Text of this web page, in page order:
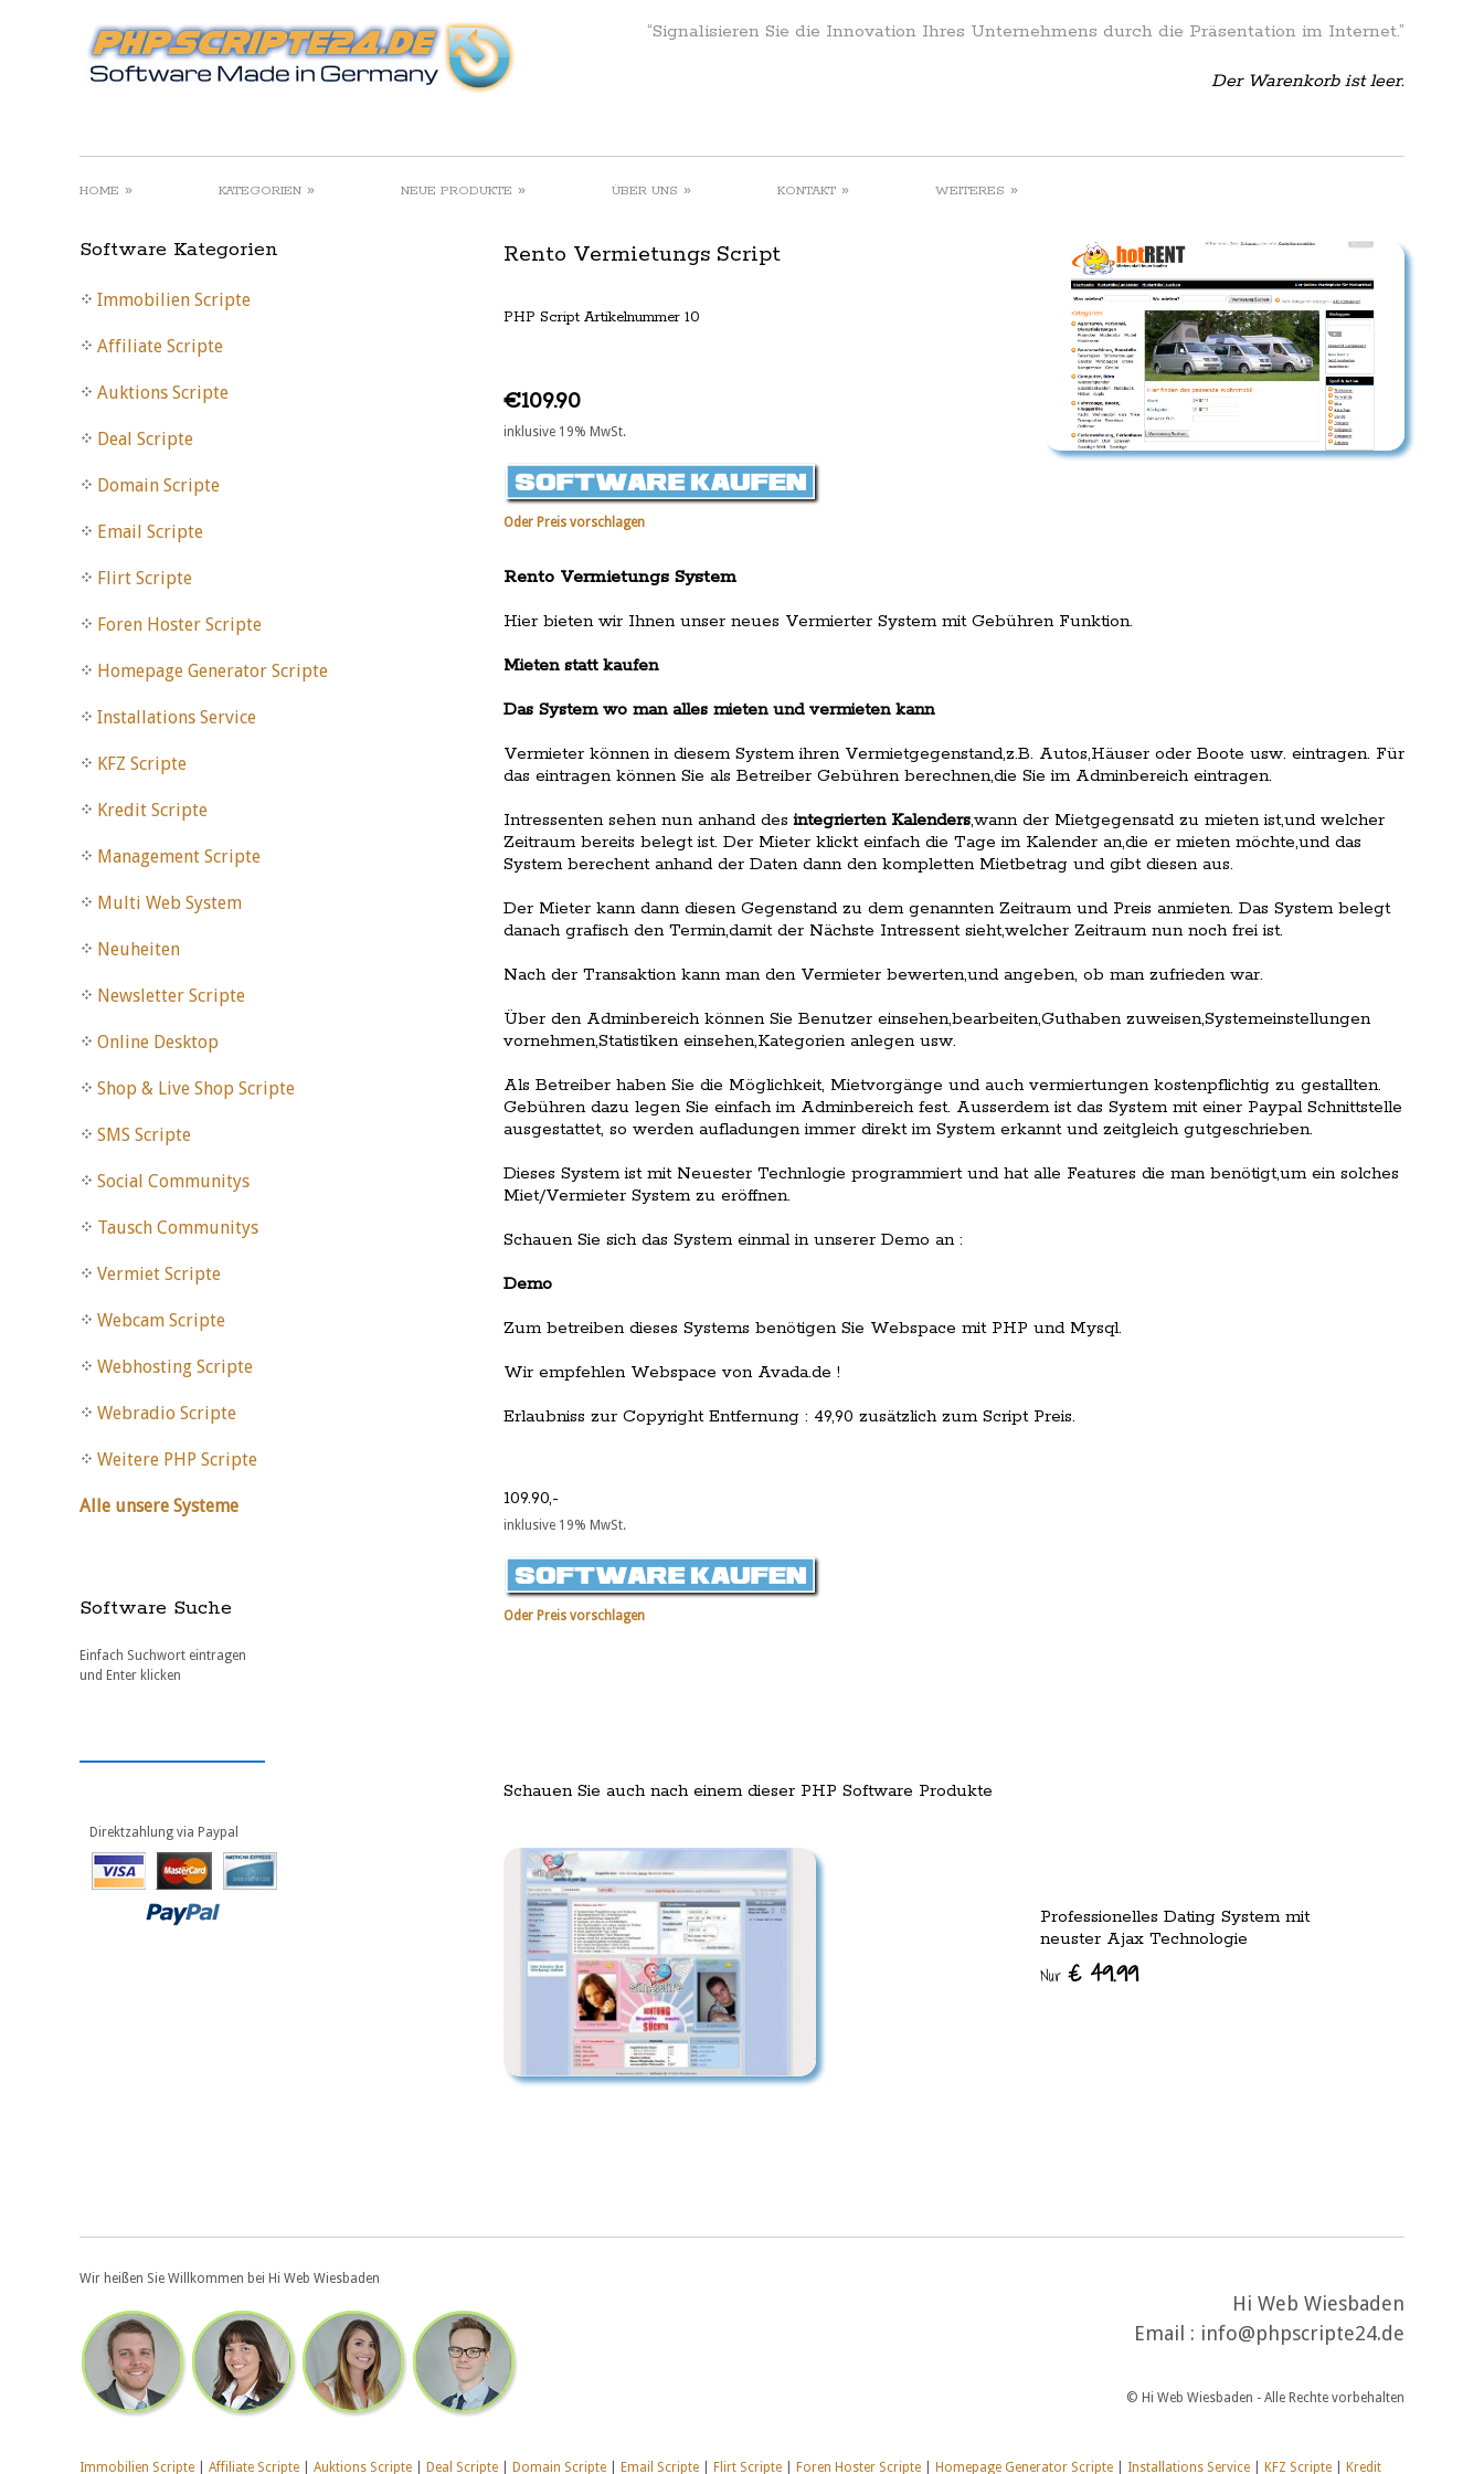
“Signalisieren Sie die Innovation Ihres Unternehmens durch die Präsentation im Internet.”
Der Warenkorb ist leer.
HOME » KATEGORIEN » NEUE PRODUKTE » ÜBER UNS » KONTAKT » WEITERES »
Rento Vermietungs Script
PHP Script Artikelnummer 10
€109.90
inklusive 19% MwSt.
Oder Preis vorschlagen
Rento Vermietungs System
Hier bieten wir Ihnen unser neues Vermierter System mit Gebühren Funktion.
Mieten statt kaufen
Das System wo man alles mieten und vermieten kann
Vermieter können in diesem System ihren Vermietgegenstand,z.B. Autos,Häuser oder Boote usw. eintragen. Für
das eintragen können Sie als Betreiber Gebühren berechnen,die Sie im Adminbereich eintragen.
Intressenten sehen nun anhand desintegrierten Kalenders,wann der Mietgegensatd zu mieten ist,und welcher
Zeitraum bereits belegt ist. Der Mieter klickt einfach die Tage im Kalender an,die er mieten möchte,und das
System berechent anhand der Daten dann den kompletten Mietbetrag und gibt diesen aus.
Der Mieter kann dann diesen Gegenstand zu dem genannten Zeitraum und Preis anmieten. Das System belegt
danach grafisch den Termin,damit der Nächste Intressent sieht,welcher Zeitraum nun noch frei ist.
Nach der Transaktion kann man den Vermieter bewerten,und angeben, ob man zufrieden war.
Über den Adminbereich können Sie Benutzer einsehen,bearbeiten,Guthaben zuweisen,Systemeinstellungen
vornehmen,Statistiken einsehen,Kategorien anlegen usw.
Als Betreiber haben Sie die Möglichkeit, Mietvorgänge und auch vermiertungen kostenpflichtig zu gestallten.
Gebühren dazu legen Sie einfach im Adminbereich fest. Ausserdem ist das System mit einer Paypal Schnittstelle
ausgestattet, so werden aufladungen immer direkt im System erkannt und zeitgleich gutgeschrieben.
Dieses System ist mit Neuester Technlogie programmiert und hat alle Features die man benötigt,um ein solches
Miet/Vermieter System zu eröffnen.
Schauen Sie sich das System einmal in unserer Demo an :
Demo
Zum betreiben dieses Systems benötigen Sie Webspace mit PHP und Mysql.
Wir empfehlen Webspace von Avada.de !
Erlaubniss zur Copyright Entfernung : 49,90 zusätzlich zum Script Preis.
109.90,-
inklusive 19% MwSt.
Oder Preis vorschlagen
Schauen Sie auch nach einem dieser PHP Software Produkte
Professionelles Dating System mit
neuster Ajax Technologie
Nur € 49.99
Software Kategorien
Immobilien Scripte
Affiliate Scripte
Auktions Scripte
Deal Scripte
Domain Scripte
Email Scripte
Flirt Scripte
Foren Hoster Scripte
Homepage Generator Scripte
Installations Service
KFZ Scripte
Kredit Scripte
Management Scripte
Multi Web System
Neuheiten
Newsletter Scripte
Online Desktop
Shop & Live Shop Scripte
SMS Scripte
Social Communitys
Tausch Communitys
Vermiet Scripte
Webcam Scripte
Webhosting Scripte
Webradio Scripte
Weitere PHP Scripte
Alle unsere Systeme
Software Suche
Einfach Suchwort eintragen
und Enter klicken
Direktzahlung via Paypal
Wir heißen Sie Willkommen bei Hi Web Wiesbaden
Hi Web Wiesbaden
Email : info@phpscripte24.de
© Hi Web Wiesbaden - Alle Rechte vorbehalten
Immobilien Scripte Affiliate Scripte Auktions Scripte Deal Scripte Domain Scripte Email Scripte Flirt Scripte Foren Hoster Scripte Homepage Generator Scripte Installations Service KFZ Scripte Kredit